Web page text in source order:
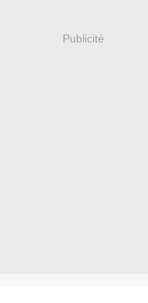
Publicité